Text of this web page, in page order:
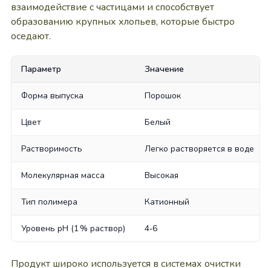
взаимодействие с частицами и способствует
образованию крупных хлопьев, которые быстро
оседают.
Параметр Значение
Форма выпуска Порошок
Цвет Белый
Растворимость Легко растворяется в воде
Молекулярная масса Высокая
Тип полимера Катионный
Уровень pH (1 % раствор) 4‑6
Продукт широко используется в системах очистки